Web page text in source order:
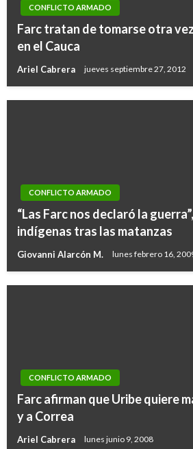
CONFLICTO ARMADO
Farc tratan de tomarse otra
en el Cauca
Ariel Cabrera jueves septiembre 27, 2012
CONFLICTO ARMADO
“Las Farc nos declaró la
indígenas tras las matanzas
Giovanni Alarcón M. lunes febrero 16,
CONFLICTO ARMADO
Farc afirman que Uribe quiere
y a Correa
Ariel Cabrera lunes junio 9, 2008